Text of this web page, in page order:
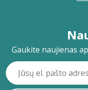
Gaukite naujienas